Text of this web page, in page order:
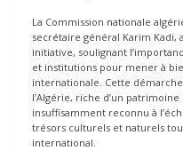
La Commission nationale
secrétaire général Karim Kadi,
initiative, soulignant
et institutions pour mener à
internationale. Cette
l’Algérie, riche d’un
insuffisamment reconnu à
trésors culturels et naturels
international.